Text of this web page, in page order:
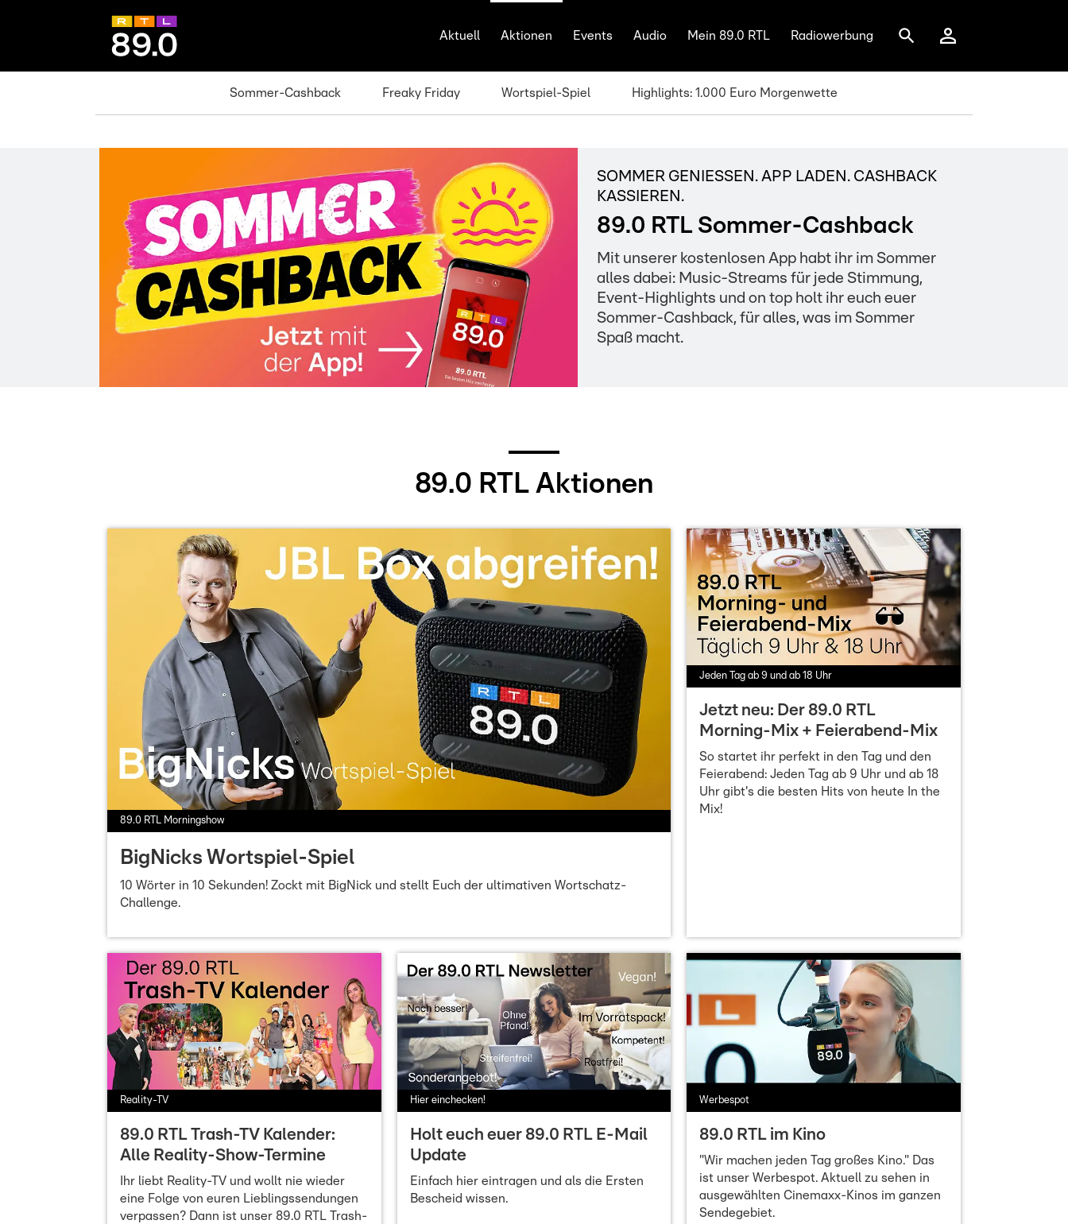
Aktuell Aktionen
Sommer-Cashback Freaky Friday Wortspiel-Spiel Highlights: 1.000 Euro Morgenwette
Events Audio Mein 89.0 RTL Radiowerbung
SOMMER GENIESSEN. APP LADEN. CASHBACK K
ASSIEREN.
89.0 RTL Sommer-Cashback
Mit unserer kostenlosen App habt ihr im Sommer
alles dabei: Music-Streams für jede Stimmung,
Event-Highlights und on top holt ihr euch euer
Sommer-Cashback, für alles, was im Sommer
Spaß macht.
89.0 RTL Aktionen
89.0 RTL Morningshow
BigNicks Wortspiel-Spiel
10 Wörter in 10 Sekunden! Zockt mit BigNick und stellt Euch der ultimativen Wortschatz-
Challenge.
Jeden Tag ab 9 und ab 18 Uhr
Jetzt neu: Der 89.0 RTL
Morning-Mix + Feierabend-Mix
So startet ihr perfekt in den Tag und den
Feierabend: Jeden Tag ab 9 Uhr und ab 18
Uhr gibt's die besten Hits von heute In the
Mix!
Reality-TV
89.0 RTL Trash-TV Kalender:
Alle Reality-Show-Termine
Ihr liebt Reality-TV und wollt nie wieder
eine Folge von euren Lieblingssendungen
verpassen? Dann ist unser 89.0 RTL Trash-
Hier einchecken!
Holt euch euer 89.0 RTL E-Mail
Update
Einfach hier eintragen und als die Ersten
Bescheid wissen.
Werbespot
89.0 RTL im Kino
"Wir machen jeden Tag großes Kino." Das
ist unser Werbespot. Aktuell zu sehen in
ausgewählten Cinemaxx-Kinos im ganzen
Sendegebiet.